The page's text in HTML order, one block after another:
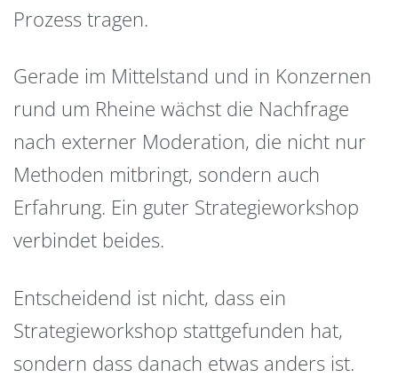
Prozess tragen.
Gerade im Mittelstand und in Konzernen
rund um Rheine wächst die Nachfrage
nach externer Moderation, die nicht nur
Methoden mitbringt, sondern auch
Erfahrung. Ein guter Strategieworkshop
verbindet beides.
Entscheidend ist nicht, dass ein
Strategieworkshop stattgefunden hat,
sondern dass danach etwas anders ist.